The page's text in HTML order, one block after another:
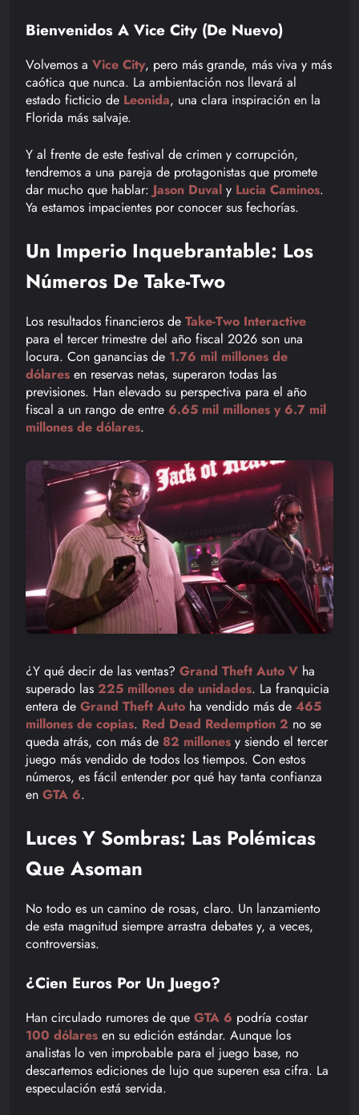
Bienvenidos A Vice City (De Nuevo)
Volvemos a Vice City, pero más grande, más viva y más
caótica que nunca. La ambientación nos llevará al
estado ficticio de Leonida, una clara inspiración en la
Florida más salvaje.
Y al frente de este festival de crimen y corrupción,
tendremos a una pareja de protagonistas que promete
dar mucho que hablar: Jason Duval y Lucia Caminos.
Ya estamos impacientes por conocer sus fechorías.
Un Imperio Inquebrantable: Los
Números De Take-Two
Los resultados financieros de Take-Two Interactive
para el tercer trimestre del año fiscal 2026 son una
locura. Con ganancias de 1.76 mil millones de
dólares en reservas netas, superaron todas las
previsiones. Han elevado su perspectiva para el año
fiscal a un rango de entre 6.65 mil millones y 6.7 mil
millones de dólares.
¿Y qué decir de las ventas? Grand Theft Auto V ha
superado las 225 millones de unidades. La franquicia
entera de Grand Theft Auto ha vendido más de 465
millones de copias. Red Dead Redemption 2 no se
queda atrás, con más de 82 millones y siendo el tercer
juego más vendido de todos los tiempos. Con estos
números, es fácil entender por qué hay tanta confianza
en GTA 6.
Luces Y Sombras: Las Polémicas
Que Asoman
No todo es un camino de rosas, claro. Un lanzamiento
de esta magnitud siempre arrastra debates y, a veces,
controversias.
¿Cien Euros Por Un Juego?
Han circulado rumores de que GTA 6 podría costar
100 dólares en su edición estándar. Aunque los
analistas lo ven improbable para el juego base, no
descartemos ediciones de lujo que superen esa cifra. La
especulación está servida.